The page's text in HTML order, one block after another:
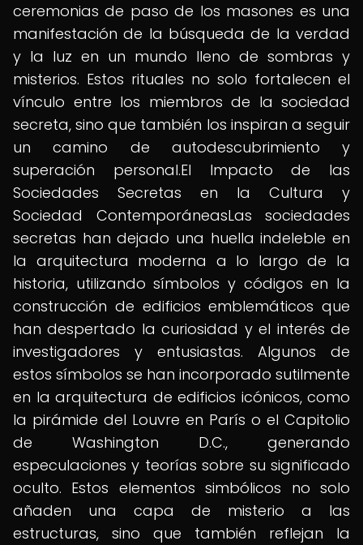
ceremonias de paso de los masones es una
manifestación de la búsqueda de la verdad
y la luz en un mundo lleno de sombras y
misterios. Estos rituales no solo fortalecen el
vínculo entre los miembros de la sociedad
secreta, sino que también los inspiran a seguir
un camino de autodescubrimiento y
superación personal.El Impacto de las
Sociedades Secretas en la Cultura y
Sociedad ContemporáneasLas sociedades
secretas han dejado una huella indeleble en
la arquitectura moderna a lo largo de la
historia, utilizando símbolos y códigos en la
construcción de edificios emblemáticos que
han despertado la curiosidad y el interés de
investigadores y entusiastas. Algunos de
estos símbolos se han incorporado sutilmente
en la arquitectura de edificios icónicos, como
la pirámide del Louvre en París o el Capitolio
de Washington D.C., generando
especulaciones y teorías sobre su significado
oculto. Estos elementos simbólicos no solo
añaden una capa de misterio a las
estructuras, sino que también reflejan la